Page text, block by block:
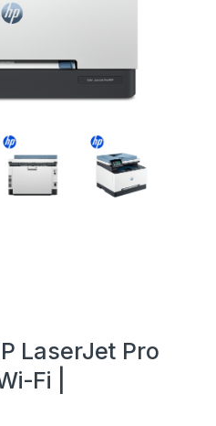
LaserJet Pro
Fi |